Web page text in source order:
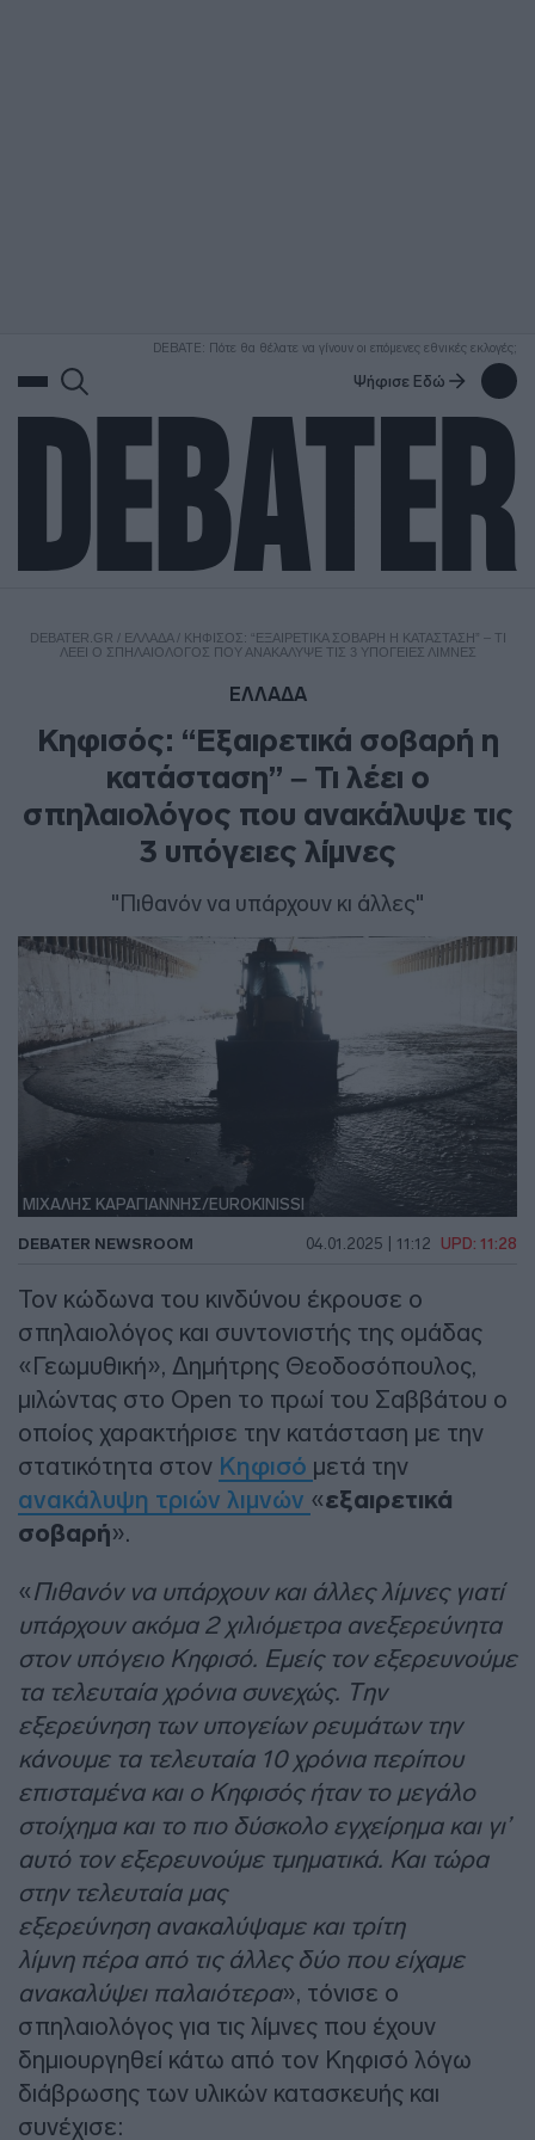
DEBATE: Πότε θα θέλατε να γίνουν οι επόμενες εθνικές εκλογές;
Ψήφισε Εδώ
DEBATER.GR / ΕΛΛΑΔΑ/ ΚΗΦΙΣΌΣ: “ΕΞΑΙΡΕΤΙΚΆ ΣΟΒΑΡΉ Η ΚΑΤΆΣΤΑΣΗ” – ΤΙ
ΛΈΕΙ Ο ΣΠΗΛΑΙΟΛΌΓΟΣ ΠΟΥ ΑΝΑΚΆΛΥΨΕ ΤΙΣ 3 ΥΠΌΓΕΙΕΣ ΛΊΜΝΕΣ
ΕΛΛΑΔΑ
Κηφισός: “Εξαιρετικά σοβαρή η
κατάσταση” – Τι λέει ο
σπηλαιολόγος που ανακάλυψε τις
3 υπόγειες λίμνες
"Πιθανόν να υπάρχουν κι άλλες"
ΜΙΧΑΛΗΣ ΚΑΡΑΓΙΑΝΝΗΣ/EUROKINISSI
DEBATER NEWSROOM 04.01.2025 | 11:12 UPD: 11:28
Τον κώδωνα του κινδύνου έκρουσε ο
σπηλαιολόγος και συντονιστής της ομάδας
«Γεωμυθική», Δημήτρης Θεοδοσόπουλος,
μιλώντας στο Open το πρωί του Σαββάτου ο
οποίος χαρακτήρισε την κατάσταση με την
στατικότητα στον Κηφισό μετά την
ανακάλυψη τριών λιμνών «εξαιρετικά
σοβαρή».
«Πιθανόν να υπάρχουν και άλλες λίμνες γιατί
υπάρχουν ακόμα 2 χιλιόμετρα ανεξερεύνητα
στον υπόγειο Κηφισό. Εμείς τον εξερευνούμε
τα τελευταία χρόνια συνεχώς. Την
εξερεύνηση των υπογείων ρευμάτων την
κάνουμε τα τελευταία 10 χρόνια περίπου
επισταμένα και ο Κηφισός ήταν το μεγάλο
στοίχημα και το πιο δύσκολο εγχείρημα και γι’
αυτό τον εξερευνούμε τμηματικά. Και τώρα
στην τελευταία μας
εξερεύνηση ανακαλύψαμε και τρίτη
λίμνη πέρα από τις άλλες δύο που είχαμε
ανακαλύψει παλαιότερα», τόνισε ο
σπηλαιολόγος για τις λίμνες που έχουν
δημιουργηθεί κάτω από τον Κηφισό λόγω
διάβρωσης των υλικών κατασκευής και
συνέχισε: